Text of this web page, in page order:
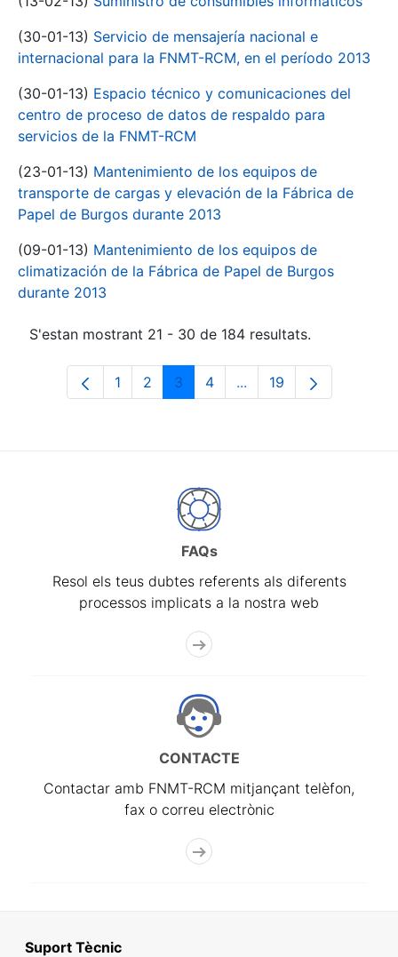
(30-01-13) Servicio de mensajería nacional e
internacional para la FNMT-RCM, en el período 2013
(30-01-13) Espacio técnico y comunicaciones del
centro de proceso de datos de respaldo para
servicios de la FNMT-RCM
(23-01-13) Mantenimiento de los equipos de
transporte de cargas y elevación de la Fábrica de
Papel de Burgos durante 2013
(09-01-13) Mantenimiento de los equipos de
climatización de la Fábrica de Papel de Burgos
durante 2013
S'estan mostrant 21 - 30 de 184 resultats.
Pàgina
1 Pàgina
2 Pàgina
3 Pàgina
4 ...Pàgines intermèdies
Pàgina
19
FAQs
Resol els teus dubtes referents als diferents
processos implicats a la nostra web
CONTACTE
Contactar amb FNMT-RCM mitjançant telèfon,
fax o correu electrònic
Suport Tècnic